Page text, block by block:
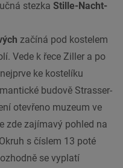
stezka Stille-Nacht-
začíná pod kostelem
Vede k řece Ziller a po
ke kostelíku
budově Strasser-
otevřeno muzeum ve
zde zajímavý pohled na
s číslem 13 poté
se vyplatí